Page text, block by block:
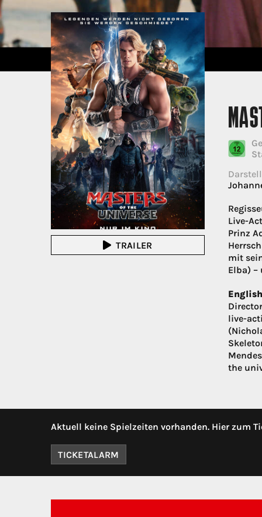
TRAILER
Live-
Prinz
mit
Elba) –
live-
the
Aktuell keine Spielzeiten vorhanden. Hier zum
TICKETALARM